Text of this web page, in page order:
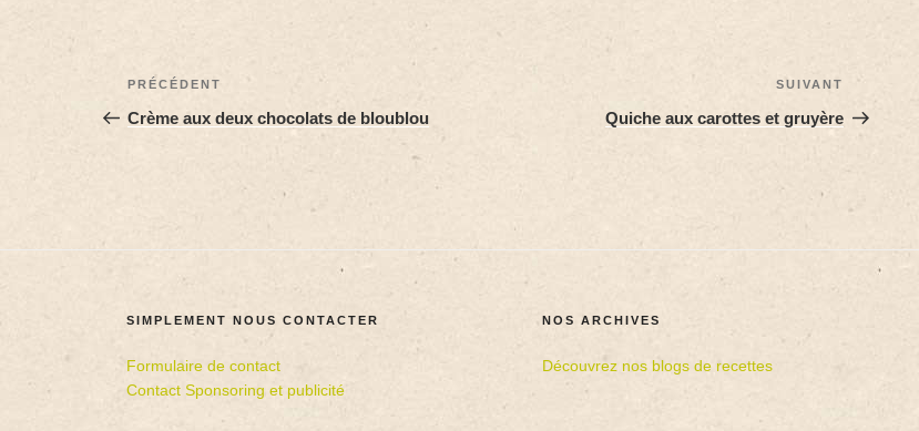
PRÉCÉDENT
Crème aux deux chocolats de bloublou
SUIVANT
Quiche aux carottes et gruyère
SIMPLEMENT NOUS CONTACTER
Formulaire de contact
Contact Sponsoring et publicité
NOS ARCHIVES
Découvrez nos blogs de recettes